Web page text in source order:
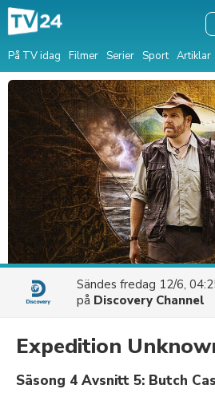
På TV idag Filmer Serier Sport Artiklar
Sändes fredag 12/6,
på Discovery Channel
Expedition
Säsong 4 Avsnitt 5: Butch